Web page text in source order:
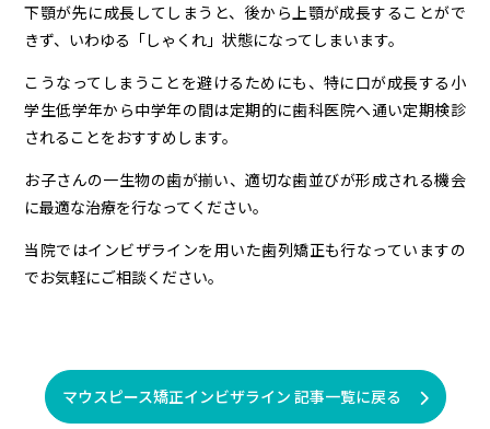
下顎が先に成長してしまうと、後から上顎が成長することがで
きず、いわゆる「しゃくれ」状態になってしまいます。
こうなってしまうことを避けるためにも、特に口が成長する小
学生低学年から中学年の間は定期的に歯科医院へ通い定期検診
されることをおすすめします。
お子さんの一生物の歯が揃い、適切な歯並びが形成される機会
に最適な治療を行なってください。
当院ではインビザラインを用いた歯列矯正も行なっていますの
でお気軽にご相談ください。
マウスピース矯正インビザライン 記事一覧に戻る